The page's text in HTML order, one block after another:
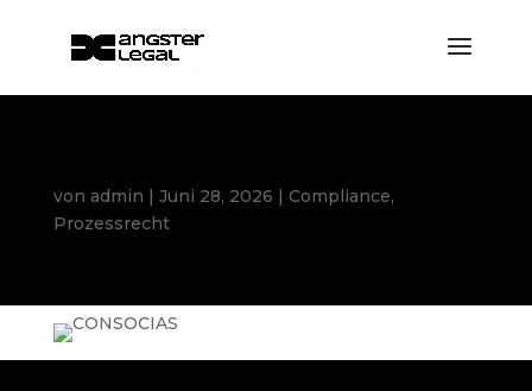
von admin | Juni 28, 2026 | Compliance,
Prozessrecht